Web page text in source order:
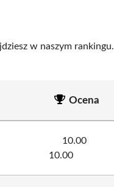
w naszym rankingu.
Ocena
10.00
10.00